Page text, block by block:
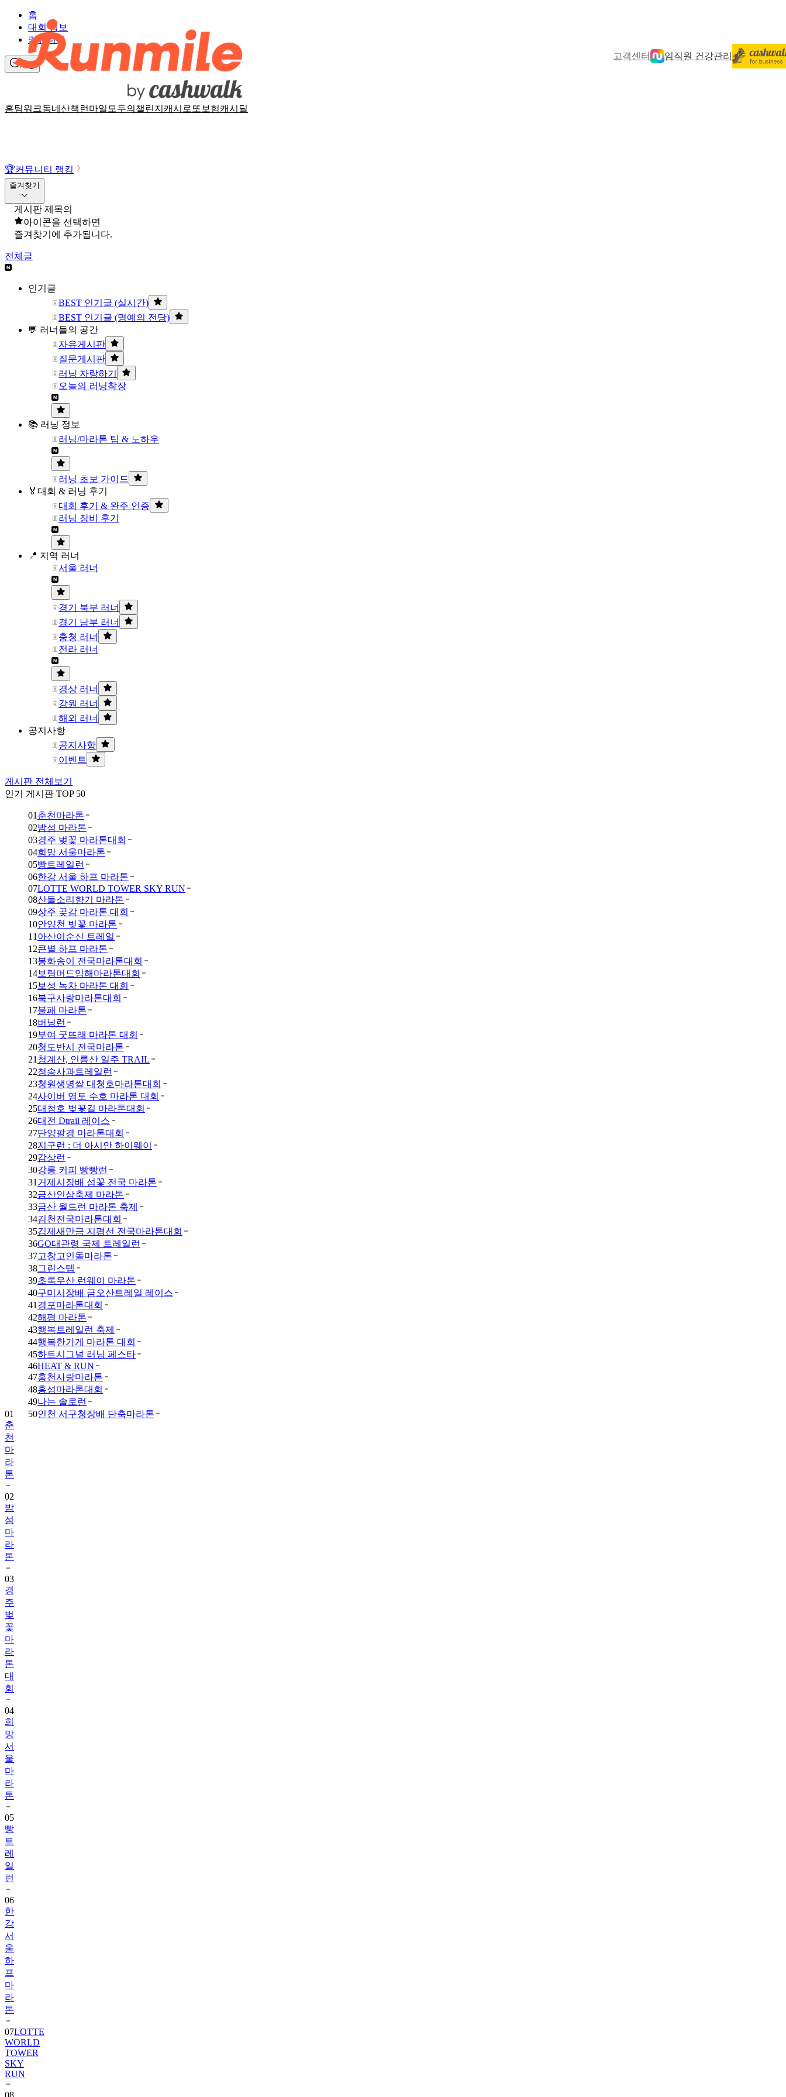
고객센터 임직원 건강관리
홈팀워크동네산책 런마일 모두의챌린지 캐시로또 보험캐시딜
홈
대회 정보
커뮤니티
채팅
🏆커뮤니티 랭킹
즐겨찾기
게시판 제목의
아이콘을 선택하면
즐겨찾기에 추가됩니다.
전체글
인기글
BEST 인기글 (실시간)
BEST 인기글 (명예의 전당)
💬 러너들의 공간
자유게시판
질문게시판
러닝 자랑하기
오늘의 러닝착장
📚 러닝 정보
러닝/마라톤 팁 & 노하우
러닝 초보 가이드
🏅대회 & 러닝 후기
대회 후기 & 완주 인증
러닝 장비 후기
📍 지역 러너
서울 러너
경기 북부 러너
경기 남부 러너
충청 러너
전라 러너
경상 러너
강원 러너
해외 러너
공지사항
공지사항
이벤트
게시판 전체보기
인기 게시판 TOP 50
01 춘천마라톤
02밤섬 마라톤
03경주 벚꽃 마라톤대회
04희망 서울마라톤
05빵트레일런
06한강 서울 하프 마라톤
07LOTTE WORLD TOWER SKY RUN
08산들소리향기 마라톤
09상주 곶감 마라톤 대회
10안양천 벚꽃 마라톤
11 아산이순신 트레일
12큰별 하프 마라톤
13봉화송이 전국마라톤대회
14보령머드임해마라톤대회
15보성 녹차 마라톤 대회
16북구사랑마라톤대회
17불패 마라톤
18버닝런
19부여 굿뜨래 마라톤 대회
20청도반시 전국마라톤
21 청계산, 인릉산 일주 TRAIL
22청송사과트레일런
23청원생명쌀 대청호마라톤대회
24사이버 영토 수호 마라톤 대회
25대청호 벚꽃길 마라톤대회
26대전 Dtrail 레이스
27단양팔경 마라톤대회
28지구런 : 더 아시안 하이웨이
29감상런
30강릉 커피 빵빵런
31 거제시장배 섬꽃 전국 마라톤
32금산인삼축제 마라톤
33금산 월드런 마라톤 축제
34김천전국마라톤대회
35김제새만금 지평선 전국마라톤대회
36GO대관령 국제 트레일런
37고창고인돌마라톤
38그린스텝
39초록우산 런웨이 마라톤
40구미시장배 금오산트레일 레이스
41 경포마라톤대회
42해평 마라톤
43행복트레일런 축제
44행복한가게 마라톤 대회
45하트시그널 러닝 페스타
46HEAT & RUN
47홍천사랑마라톤
48홍성마라톤대회
49나는 솔로런
50인천 서구청장배 단축마라톤
01
춘
천
마
라
톤
02
밤
섬
마
라
톤
03
경
주
벚
꽃
마
라
톤
대
회
04
희
망
서
울
마
라
톤
05
빵
트
레
일
런
06
한
강
서
울
하
프
마
라
톤
07LOTTE
WORLD
TOWER
SKY
RUN
08